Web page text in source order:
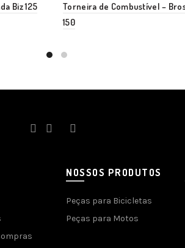
Biz 125
Torneira de Combustível –
150
NOSSOS PRODUTOS
Peças para Bicicletas
Peças para Motos